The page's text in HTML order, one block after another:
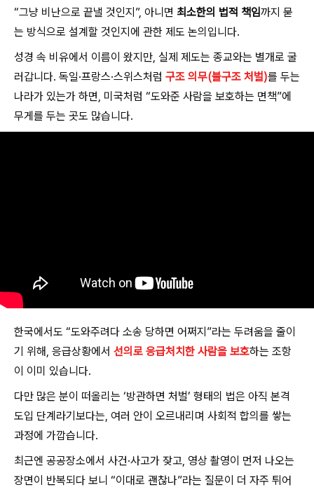
“그냥 비난으로 끝낼 것인지”, 아니면 최소한의 법적 책임까지 묻
는 방식으로 설계할 것인지에 관한 제도 논의입니다.
성경 속 비유에서 이름이 왔지만, 실제 제도는 종교와는 별개로 굴
러갑니다. 독일·프랑스·스위스처럼 구조 의무(불구조 처벌)를 두는
나라가 있는가 하면, 미국처럼 “도와준 사람을 보호하는 면책”에
무게를 두는 곳도 많습니다.
한국에서도 “도와주려다 소송 당하면 어쩌지”라는 두려움을 줄이
기 위해, 응급상황에서 선의로 응급처치한 사람을 보호하는 조항
이 이미 있습니다.
다만 많은 분이 떠올리는 ‘방관하면 처벌’ 형태의 법은 아직 본격
도입 단계라기보다는, 여러 안이 오르내리며 사회적 합의를 쌓는
과정에 가깝습니다.
최근엔 공공장소에서 사건·사고가 잦고, 영상 촬영이 먼저 나오는
장면이 반복되다 보니 “이대로 괜찮나”라는 질문이 더 자주 튀어